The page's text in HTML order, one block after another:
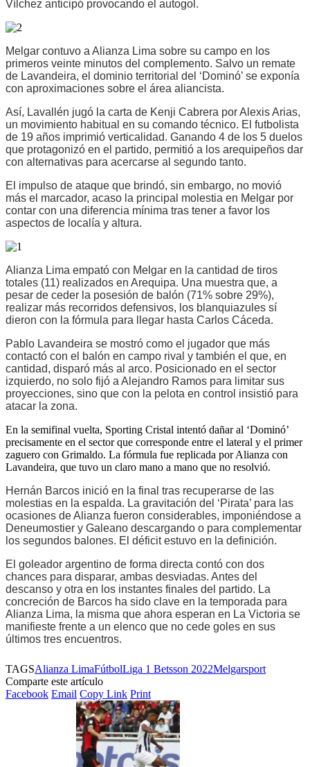
Vílchez anticipó provocando el autogol.
Melgar contuvo a Alianza Lima sobre su campo en los
primeros veinte minutos del complemento. Salvo un remate
de Lavandeira, el dominio territorial del ‘Dominó’ se exponía
con aproximaciones sobre el área aliancista.
Así, Lavallén jugó la carta de Kenji Cabrera por Alexis Arias,
un movimiento habitual en su comando técnico. El futbolista
de 19 años imprimió verticalidad. Ganando 4 de los 5 duelos
que protagonizó en el partido, permitió a los arequipeños dar
con alternativas para acercarse al segundo tanto.
El impulso de ataque que brindó, sin embargo, no movió
más el marcador, acaso la principal molestia en Melgar por
contar con una diferencia mínima tras tener a favor los
aspectos de localía y altura.
Alianza Lima empató con Melgar en la cantidad de tiros
totales (11) realizados en Arequipa. Una muestra que, a
pesar de ceder la posesión de balón (71% sobre 29%),
realizar más recorridos defensivos, los blanquiazules sí
dieron con la fórmula para llegar hasta Carlos Cáceda.
Pablo Lavandeira se mostró como el jugador que más
contactó con el balón en campo rival y también el que, en
cantidad, disparó más al arco. Posicionado en el sector
izquierdo, no solo fijó a Alejandro Ramos para limitar sus
proyecciones, sino que con la pelota en control insistió para
atacar la zona.
En la semifinal vuelta, Sporting Cristal intentó dañar al ‘Dominó’
precisamente en el sector que corresponde entre el lateral y el primer
zaguero con Grimaldo. La fórmula fue replicada por Alianza con
Lavandeira, que tuvo un claro mano a mano que no resolvió.
Hernán Barcos inició en la final tras recuperarse de las
molestias en la espalda. La gravitación del ‘Pirata’ para las
ocasiones de Alianza fueron considerables, imponiéndose a
Deneumostier y Galeano descargando o para complementar
los segundos balones. El déficit estuvo en la definición.
El goleador argentino de forma directa contó con dos
chances para disparar, ambas desviadas. Antes del
descanso y otra en los instantes finales del partido. La
concreción de Barcos ha sido clave en la temporada para
Alianza Lima, la misma que ahora esperan en La Victoria se
manifieste frente a un elenco que no cede goles en sus
últimos tres encuentros.
TAGSAlianza LimaFútbolLiga 1 Betsson 2022Melgarsport
Comparte este artículo
Facebook Email Copy Link Print